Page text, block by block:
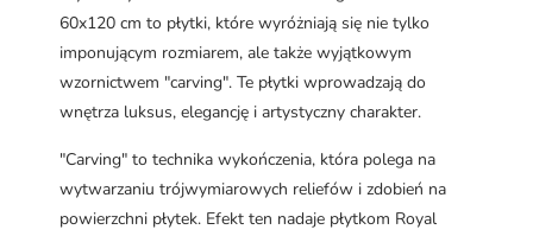
60x120 cm to płytki, które wyróżniają się nie tylko
imponującym rozmiarem, ale także wyjątkowym
wzornictwem "carving". Te płytki wprowadzają do
wnętrza luksus, elegancję i artystyczny charakter.
"Carving" to technika wykończenia, która polega na
wytwarzaniu trójwymiarowych reliefów i zdobień na
powierzchni płytek. Efekt ten nadaje płytkom Royal